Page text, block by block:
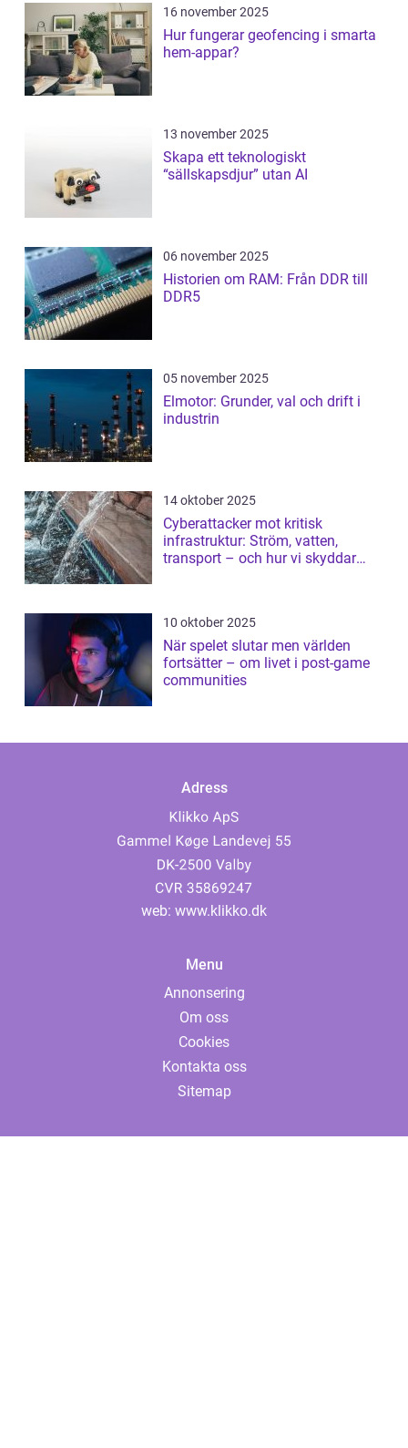
16 november 2025
Hur fungerar geofencing i smarta
hem-appar?
13 november 2025
Skapa ett teknologiskt
“sällskapsdjur” utan AI
06 november 2025
Historien om RAM: Från DDR till
DDR5
05 november 2025
Elmotor: Grunder, val och drift i
industrin
14 oktober 2025
Cyberattacker mot kritisk
infrastruktur: Ström, vatten,
transport – och hur vi skyddar
10 oktober 2025
När spelet slutar men världen
fortsätter – om livet i post-game
communities
Adress
web: www.klikko.dk
Menu
Annonsering
Om oss
Cookies
Kontakta oss
Sitemap